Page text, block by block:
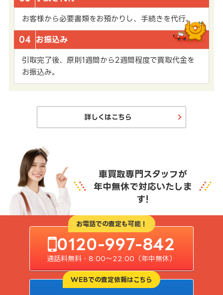
お客様から必要書類をお預かりし、手続きを代行。
04 お振込み
引取完了後、原則1週間から2週間程度で買取代金を
お振込み。
詳しくはこちら
車買取専門スタッフが
年中無休で対応いたしま
す!
お電話での査定も可能！
0120-997-842
通話料無料・8:00〜22:00（年中無休）
WEBでの査定依頼はこちら